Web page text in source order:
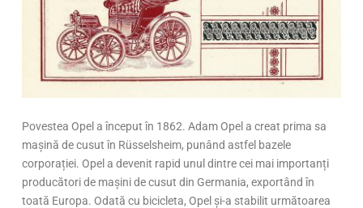
Povestea Opel a început în 1862. Adam Opel a creat prima sa
mașină de cusut în Rüsselsheim, punând astfel bazele
corporației. Opel a devenit rapid unul dintre cei mai importanți
producători de mașini de cusut din Germania, exportând în
toată Europa. Odată cu bicicleta, Opel și-a stabilit următoarea